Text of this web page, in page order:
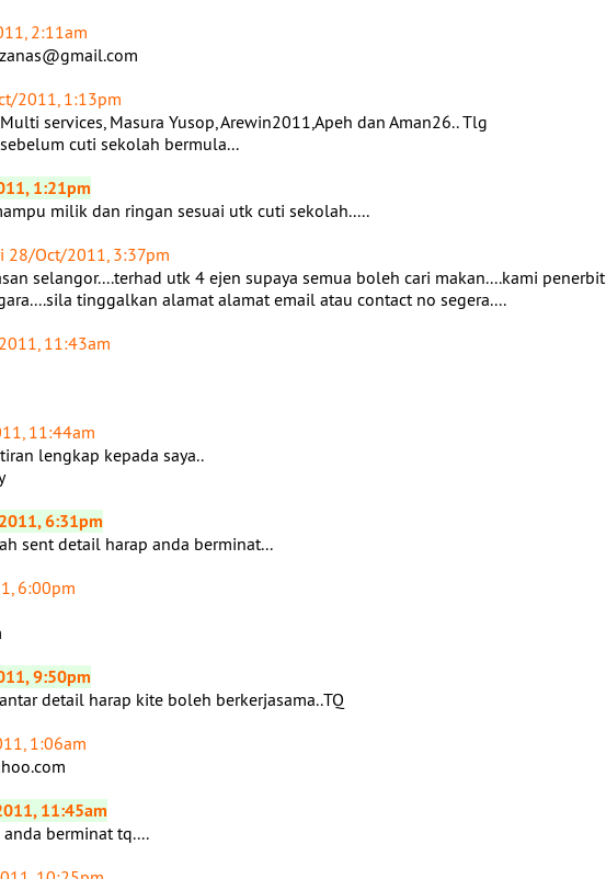
2:11am
2011, 1:13pm
services, Masura Yusop, Arewin2011,Apeh dan Aman26.. Tlg
cuti sekolah bermula...
1:21pm
milik dan ringan sesuai utk cuti sekolah.....
28/Oct/2011, 3:37pm
selangor....terhad utk 4 ejen supaya semua boleh cari makan....kami penerbit
tinggalkan alamat alamat email atau contact no segera....
11:43am
11:44am
lengkap kepada saya..
6:31pm
sent detail harap anda berminat...
6:00pm
9:50pm
detail harap kite boleh berkerjasama..TQ
1:06am
11:45am
anda berminat tq....